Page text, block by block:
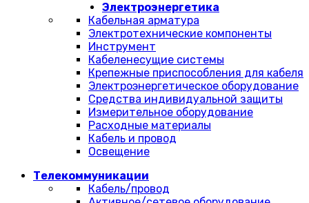
Электроэнергетика
Кабельная арматура
Электротехнические компоненты
Инструмент
Кабеленесущие системы
Крепежные приспособления для кабеля
Электроэнергетическое оборудование
Средства индивидуальной защиты
Измерительное оборудование
Расходные материалы
Кабель и провод
Освещение
Телекоммуникации
Кабель/провод